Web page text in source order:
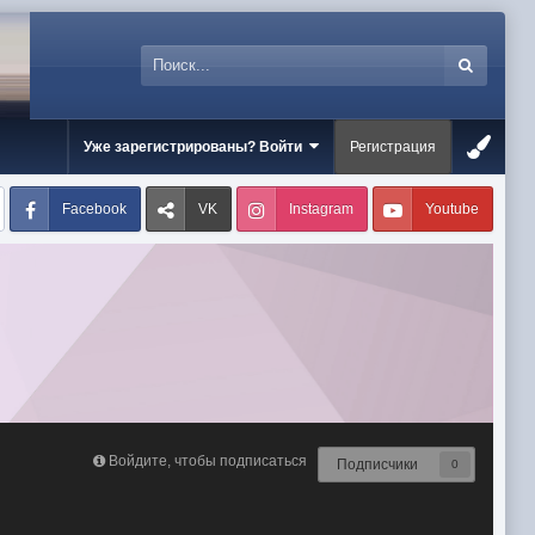
Уже зарегистрированы? Войти Регистрация
Facebook VK Instagram Youtube
Войдите, чтобы подписаться Подписчики 0